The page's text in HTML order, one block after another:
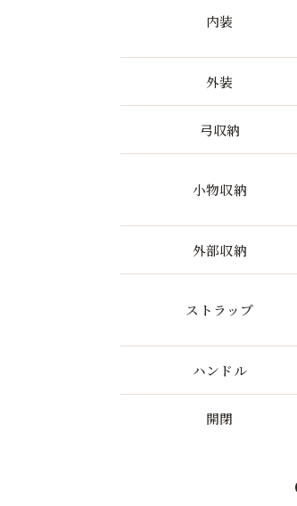
内装
外装
弓収納
小物収納
外部収納
ストラップ
ハンドル
開閉